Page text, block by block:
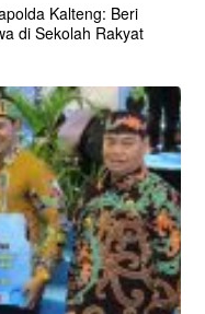
Kalteng: Beri
di Sekolah Rakyat